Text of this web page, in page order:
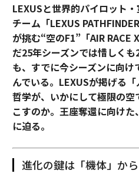
LEXUSと世界的パイロット
チーム「LEXUS
が挑む“空のF1”「AIR RACE
だ25年シーズンでは惜しく
も、すでに今シーズンに向
んでいる。LEXUSが掲げる
哲学が、いかにして極限の
こすのか。王座奪還に向け
に迫る。
進化の鍵は「機体」か